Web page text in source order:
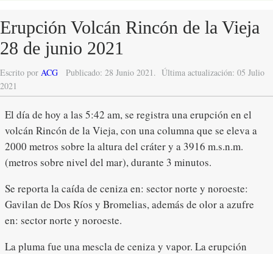
Erupción Volcán Rincón de la Vieja
28 de junio 2021
Escrito por ACG Publicado: 28 Junio 2021. Última actualización: 05 Julio
2021
El día de hoy a las 5:42 am, se registra una erupción en el
volcán Rincón de la Vieja, con una columna que se eleva a
2000 metros sobre la altura del cráter y a 3916 m.s.n.m.
(metros sobre nivel del mar), durante 3 minutos.
Se reporta la caída de ceniza en: sector norte y noroeste:
Gavilan de Dos Ríos y Bromelias, además de olor a azufre
en: sector norte y noroeste.
La pluma fue una mescla de ceniza y vapor. La erupción